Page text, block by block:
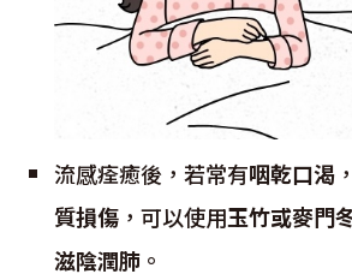
流感痊癒後，若常有咽乾口渴
質損傷 ，可以使用玉竹或麥門
滋陰潤肺 。